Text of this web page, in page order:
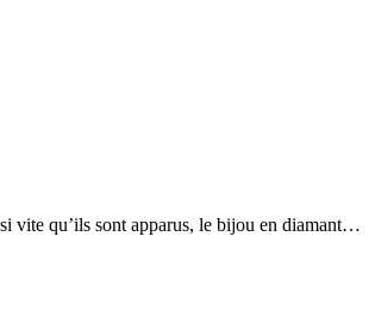
vite qu’ils sont apparus, le bijou en diamant…